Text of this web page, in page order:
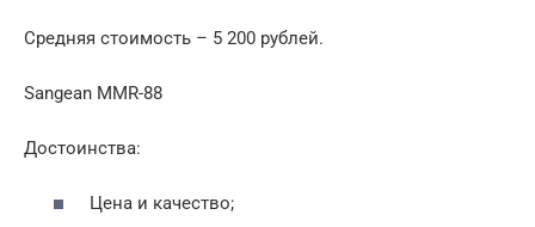
Средняя стоимость – 5 200 рублей.
Sangean MMR-88
Достоинства:
Цена и качество;